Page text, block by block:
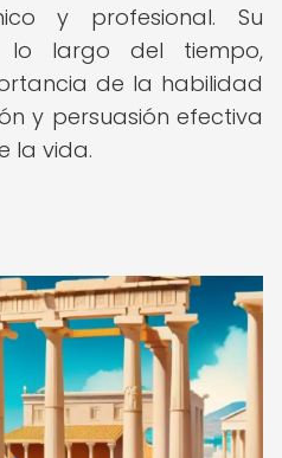
y profesional. Su
largo del tiempo,
de la habilidad
y persuasión efectiva
la vida.